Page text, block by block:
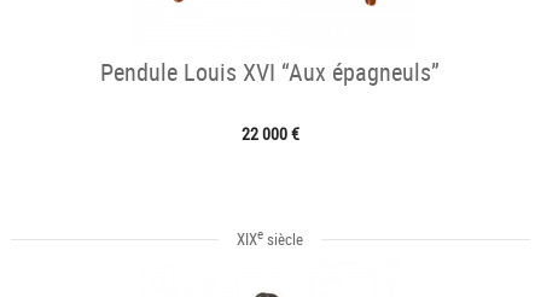
Pendule Louis XVI “Aux épagneuls”
22 000 €
XIXe siècle